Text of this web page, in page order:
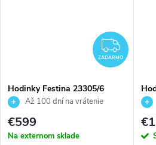
ZADARMO
Hodinky Festina 23305/6
Až 100 dní na vrátenie
tovaru. Autorizovaný predajca.
€599
Na externom sklade